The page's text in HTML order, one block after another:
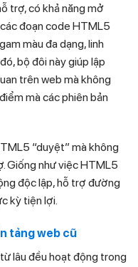
trợ, có khả năng mở
đoạn code HTML5
màu đa dạng, linh
bộ đôi này giúp lập
trên web mà không
mà các phiên bản
“duyệt” mà không
Giống như việc HTML5
độc lập, hỗ trợ đường
kỳ tiện lợi.
tảng web cũ
lâu đều hoạt động trong